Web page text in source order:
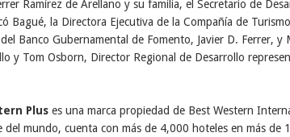
Ramírez de Arellano y su familia, el Secretario de
Bagué, la Directora Ejecutiva de la Compañía de
Banco Gubernamental de Fomento, Javier D. Ferrer, y
y Tom Osborn, Director Regional de Desarrollo
Plus es una marca propiedad de Best Western
del mundo, cuenta con más de 4,000 hoteles en más de